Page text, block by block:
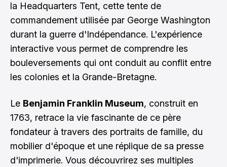
la Headquarters Tent, cette tente de
commandement utilisée par George Washington
durant la guerre d'Indépendance. L'expérience
interactive vous permet de comprendre les
bouleversements qui ont conduit au conflit entre
les colonies et la Grande-Bretagne.
Le Benjamin Franklin Museum, construit en
1763, retrace la vie fascinante de ce père
fondateur à travers des portraits de famille, du
mobilier d'époque et une réplique de sa presse
d'imprimerie. Vous découvrirez ses multiples